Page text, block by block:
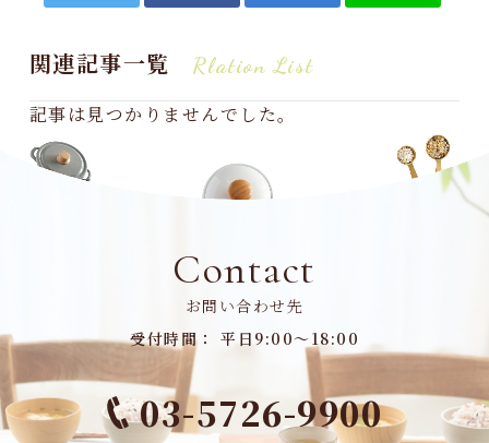
関連記事一覧 Rlation List
記事は見つかりませんでした。
Contact
お問い合わせ先
受付時間： 平日9:00～18:00
03-5726-9900